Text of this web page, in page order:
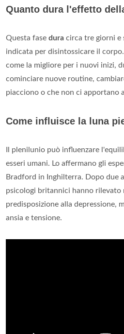
Quanto dura l'effetto
Questa fase dura circa tre giorni e
indicata per disintossicare il
come la migliore per i nuovi inizi,
cominciare nuove routine,
piacciono o che non ci apportano
Come influisce la luna
Il plenilunio può influenzare
esseri umani. Lo affermano gli
Bradford in Inghilterra. Dopo due
psicologi britannici hanno rilevato
predisposizione alla depressione,
ansia e tensione.